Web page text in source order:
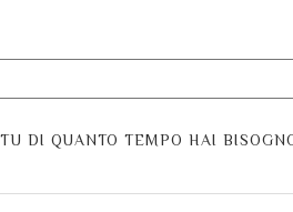
DI QUANTO TEMPO HAI